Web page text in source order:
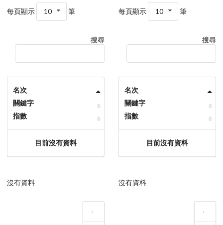
每頁顯示 10 筆
搜尋
名次
關鍵字
指數
目前沒有資料
沒有資料
‹
每頁顯示 10 筆
搜尋
名次
關鍵字
指數
目前沒有資料
沒有資料
‹